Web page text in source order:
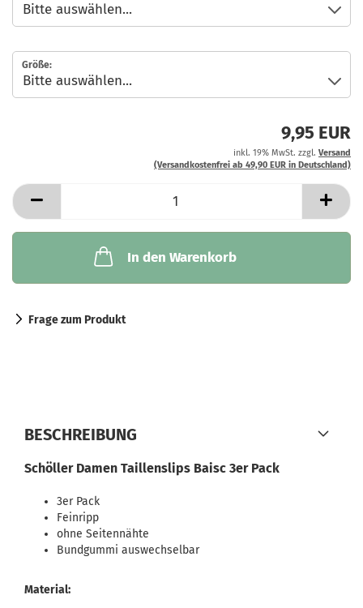
Größe:
9,95 EUR
inkl. 19% MwSt. zzgl. Versand
(Versandkostenfrei ab 49,90 EUR in Deutschland)
In den Warenkorb
Frage zum Produkt
BESCHREIBUNG
Schöller Damen Taillenslips Baisc 3er Pack
3er Pack
Feinripp
ohne Seitennähte
Bundgummi auswechselbar
Material: